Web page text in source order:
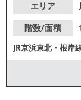
エリア
階数/面積
JR京浜東北・根岸